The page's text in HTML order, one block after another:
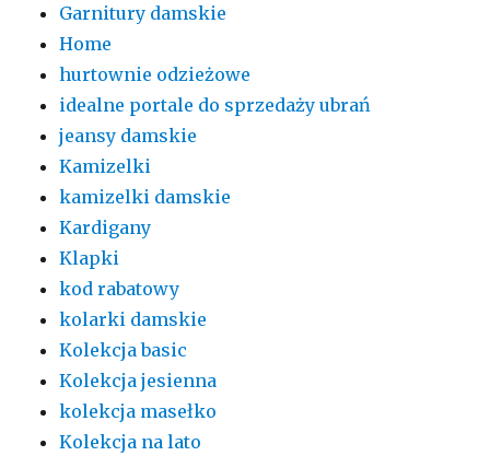
Garnitury damskie
Home
hurtownie odzieżowe
idealne portale do sprzedaży ubrań
jeansy damskie
Kamizelki
kamizelki damskie
Kardigany
Klapki
kod rabatowy
kolarki damskie
Kolekcja basic
Kolekcja jesienna
kolekcja masełko
Kolekcja na lato